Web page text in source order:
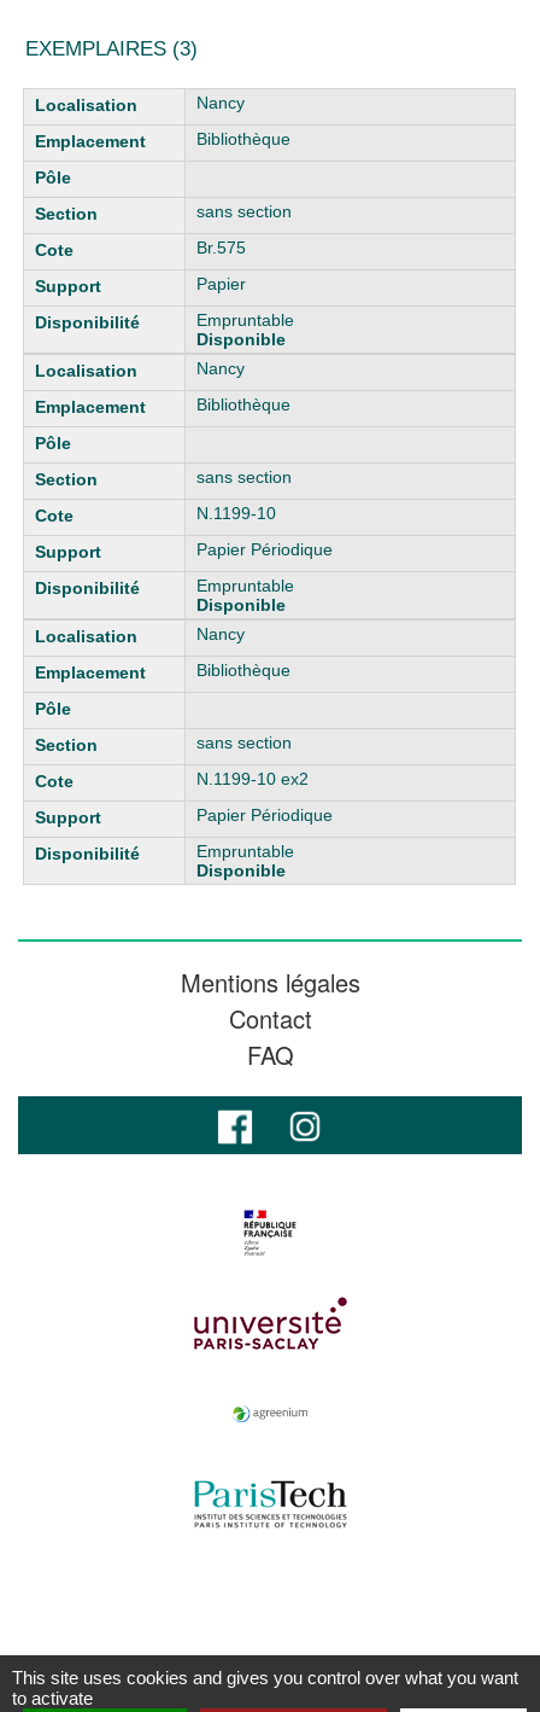
EXEMPLAIRES (3)
Liste des exemplaires
Nancy
Bibliothèque
sans section
Br.575
Papier
Empruntable
Disponible
Nancy
Bibliothèque
sans section
N.1199-10
Papier Périodique
Empruntable
Disponible
Nancy
Bibliothèque
sans section
N.1199-10 ex2
Papier Périodique
Empruntable
Disponible
Mentions légales
Contact
FAQ
This site uses cookies and gives you control over what you want
to activate